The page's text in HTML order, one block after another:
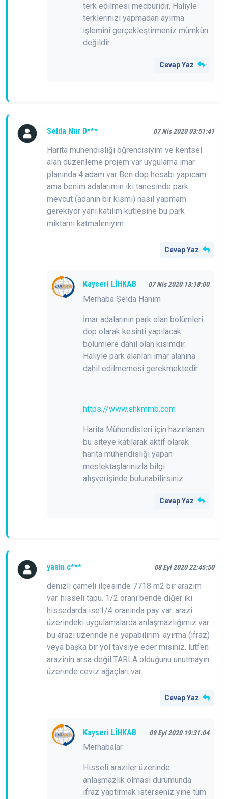
terk edilmesi mecburidir. Haliyle
terklerinizi yapmadan ayırma
işlemini gerçekleştirmeniz mümkün
değildir.
Cevap Yaz
Selda Nur D*** 07 Nis 2020 03:51:41
Harita mühendisliği öğrencisiyim ve kentsel
alan düzenleme projem var uygulama imar
planında 4 adam var Ben dop hesabı yapıcam
ama benim adalarımın iki tanesinde park
mevcut (adanın bir kısmı) nasıl yapmam
gerekiyor yani katılım kütlesine bu park
miktarnı katmalımıyım
Cevap Yaz
Kayseri LİHKAB 07 Nis 2020 13:18:00
Merhaba Selda Hanım
İmar adalarının park olan bölümleri
dop olarak kesinti yapılacak
bölümlere dahil olan kısımdır.
Haliyle park alanları imar alanına
dahil edilmemesi gerekmektedir.
https://www.shkmmb.com
Harita Mühendisleri için hazırlanan
bu siteye katılarak aktif olarak
harita mühendisliği yapan
meslektaşlarınızla bilgi
alışverişinde bulunabilirsiniz.
Cevap Yaz
yasin c*** 08 Eyl 2020 22:45:50
denizli çameli ilçesinde 7718 m2 bir arazim
var. hisseli tapu. 1/2 oranı bende diğer iki
hissedarda ise1/4 oranında pay var. arazi
üzerindeki uygulamalarda anlaşmazlığımız var.
bu arazi üzerinde ne yapabilirim. ayırma (ifraz)
veya başka bir yol tavsiye eder misiniz. lütfen
arazinin arsa değil TARLA olduğunu unutmayın.
üzerinde ceviz ağaçları var.
Cevap Yaz
Kayseri LİHKAB 09 Eyl 2020 19:31:04
Merhabalar
Hisseli araziler üzerinde
anlaşmazlık olması durumunda
ifraz yaptırmak isterseniz yine tüm